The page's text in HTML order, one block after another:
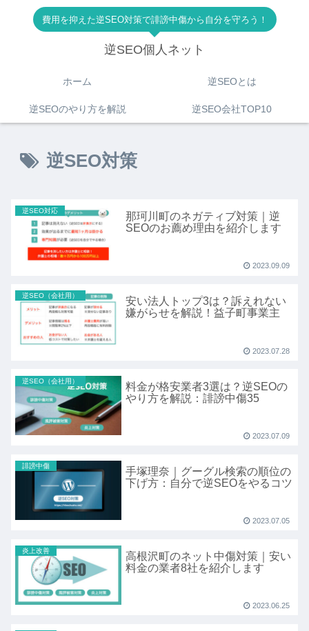
費用を抑えた逆SEO対策で誹謗中傷から自分を守ろう！
逆SEO個人ネット
ホーム 逆SEOとは
逆SEOのやり方を解説 逆SEO会社TOP10
逆SEO対策
逆SEO対応
那珂川町のネガティブ対策｜逆
SEOのお薦め理由を紹介します
2023.09.09
逆SEO（会社用）
安い法人トップ3は？訴えれない
嫌がらせを解説！益子町事業主
2023.07.28
逆SEO（会社用）
料金が格安業者3選は？逆SEOの
やり方を解説：誹謗中傷35
2023.07.09
誹謗中傷
手塚理奈｜グーグル検索の順位の
下げ方：自分で逆SEOをやるコツ
2023.07.05
炎上改善
高根沢町のネット中傷対策｜安い
料金の業者8社を紹介します
2023.06.25